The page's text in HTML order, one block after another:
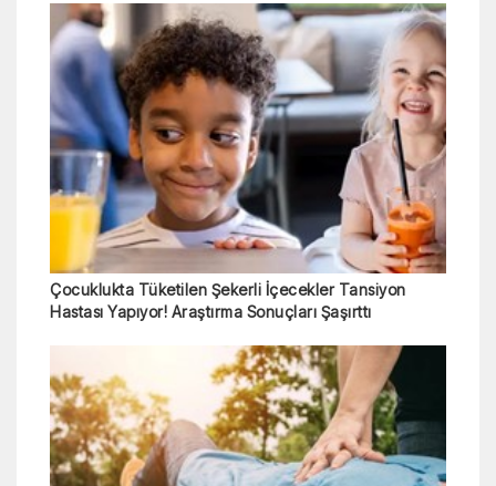
Çocuklukta Tüketilen Şekerli İçecekler Tansiyon
Hastası Yapıyor! Araştırma Sonuçları Şaşırttı